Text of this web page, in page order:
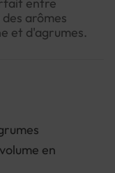
arômes
et d'agrumes.
en